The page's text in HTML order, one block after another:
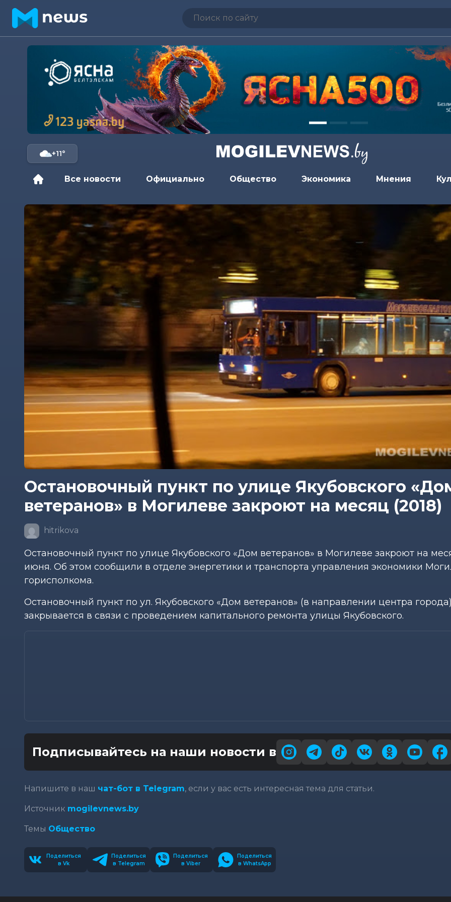
+11°
Все новости Официально Общество Экономика Мнения
Остановочный пункт по улице Якубовского
ветеранов» в Могилеве закроют на месяц (2018)
hitrikova
Остановочный пункт по улице Якубовского «Дом ветеранов» в Могилеве закроют на
июня. Об этом сообщили в отделе энергетики и транспорта управления экономики
горисполкома.
Остановочный пункт по ул. Якубовского «Дом ветеранов» (в направлении центра
закрывается в связи с проведением капитального ремонта улицы Якубовского.
Подписывайтесь на наши новости в
Напишите в наш чат-бот в Telegram, если у вас есть интересная тема для статьи.
Источник mogilevnews.by
Темы Общество
Поделиться
в Vk
Поделиться
в Telegram
Поделиться
в Viber
Поделиться
в WhatsApp